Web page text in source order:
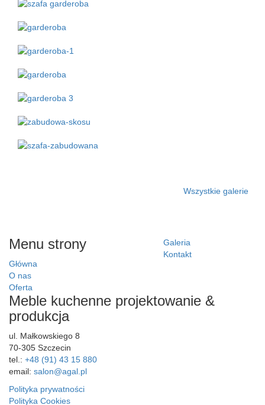
Wszystkie galerie
Menu strony
Główna
O nas
Oferta
Galeria
Kontakt
Meble kuchenne projektowanie &
produkcja
ul. Małkowskiego 8
70-305 Szczecin
tel.: +48 (91) 43 15 880
email: salon@agal.pl
Polityka prywatności
Polityka Cookies